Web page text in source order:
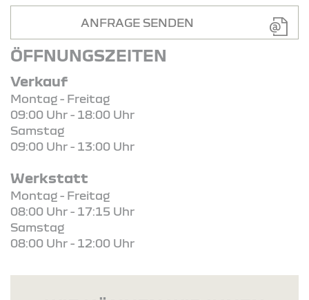
ANFRAGE SENDEN
ÖFFNUNGSZEITEN
Verkauf
Montag - Freitag
09:00 Uhr - 18:00 Uhr
Samstag
09:00 Uhr - 13:00 Uhr
Werkstatt
Montag - Freitag
08:00 Uhr - 17:15 Uhr
Samstag
08:00 Uhr - 12:00 Uhr